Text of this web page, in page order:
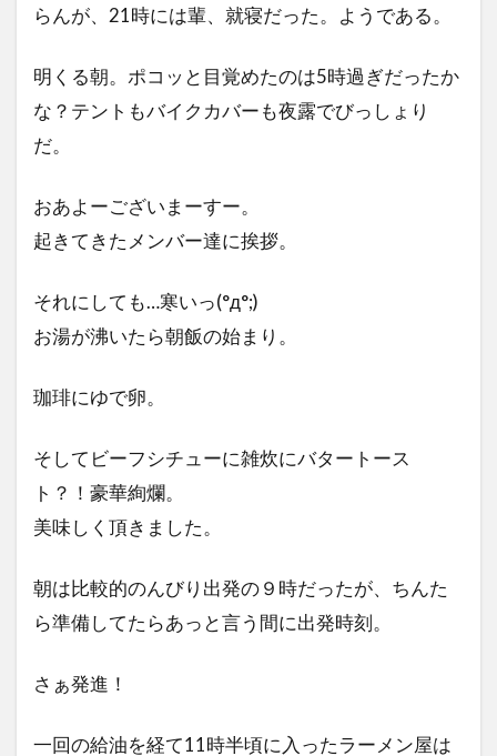
らんが、21時には輩、就寝だった。ようである。
明くる朝。ポコッと目覚めたのは5時過ぎだったか
な？テントもバイクカバーも夜露でびっしょり
だ。
おあよーございまーすー。
起きてきたメンバー達に挨拶。
それにしても…寒いっ(°д°;)
お湯が沸いたら朝飯の始まり。
珈琲にゆで卵。
そしてビーフシチューに雑炊にバタートース
ト？！豪華絢爛。
美味しく頂きました。
朝は比較的のんびり出発の９時だったが、ちんた
ら準備してたらあっと言う間に出発時刻。
さぁ発進！
一回の給油を経て11時半頃に入ったラーメン屋は